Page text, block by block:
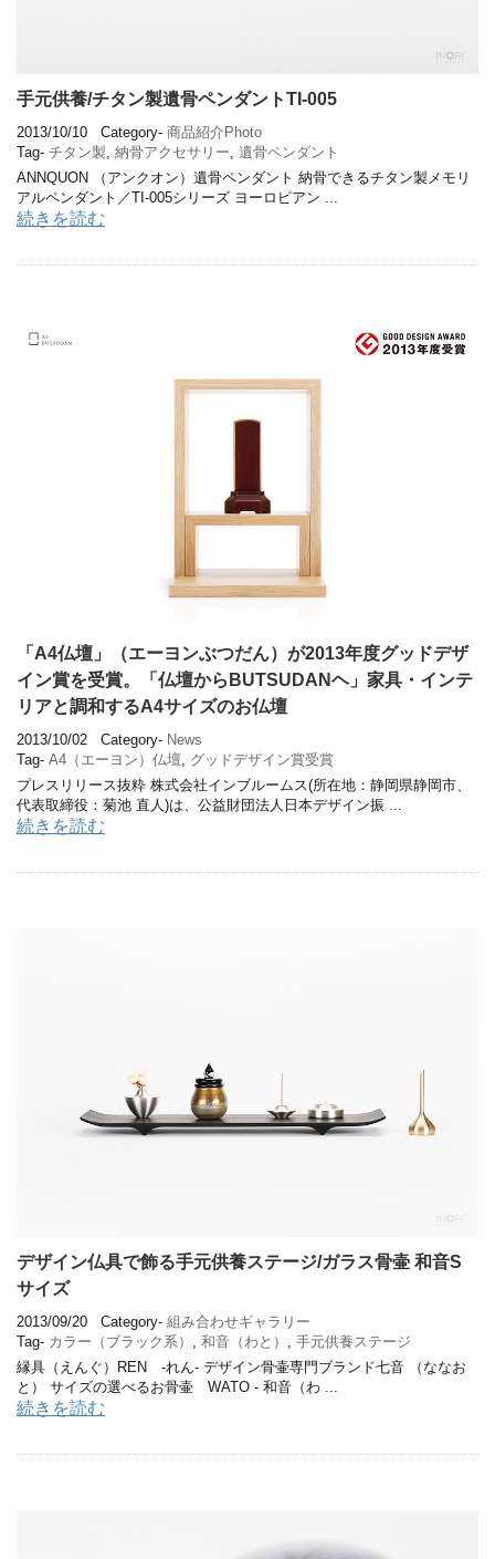
手元供養/チタン製遺骨ペンダントTI-005
2013/10/10 Category- 商品紹介Photo
Tag- チタン製 納骨アクセサリー 遺骨ペンダント
ANNQUON （アンクオン）遺骨ペンダント 納骨できるチタン製メモリ
アルペンダント／TI-005シリーズ ヨーロピアン ...
続きを読む
「A4仏壇」（エーヨンぶつだん）が2013年度グッドデザ
イン賞を受賞。「仏壇からBUTSUDANヘ」家具・インテ
リアと調和するA4サイズのお仏壇
2013/10/02 Category- News
Tag- A4（エーヨン）仏壇, グッドデザイン賞受賞
プレスリリース抜粋 株式会社インブルームス(所在地：静岡県静岡市、
代表取締役：菊池 直人)は、公益財団法人日本デザイン振 ...
続きを読む
デザイン仏具で飾る手元供養ステージ/ガラス骨壷 和音S
サイズ
2013/09/20 Category- 組み合わせギャラリー
Tag- カラー（ブラック系） 和音（わと）
手元供養ステージ
縁具（えんぐ）REN -れん- デザイン骨壷専門ブランド七音 （ななお
と） サイズの選べるお骨壷 WATO - 和音（わ ...
続きを読む